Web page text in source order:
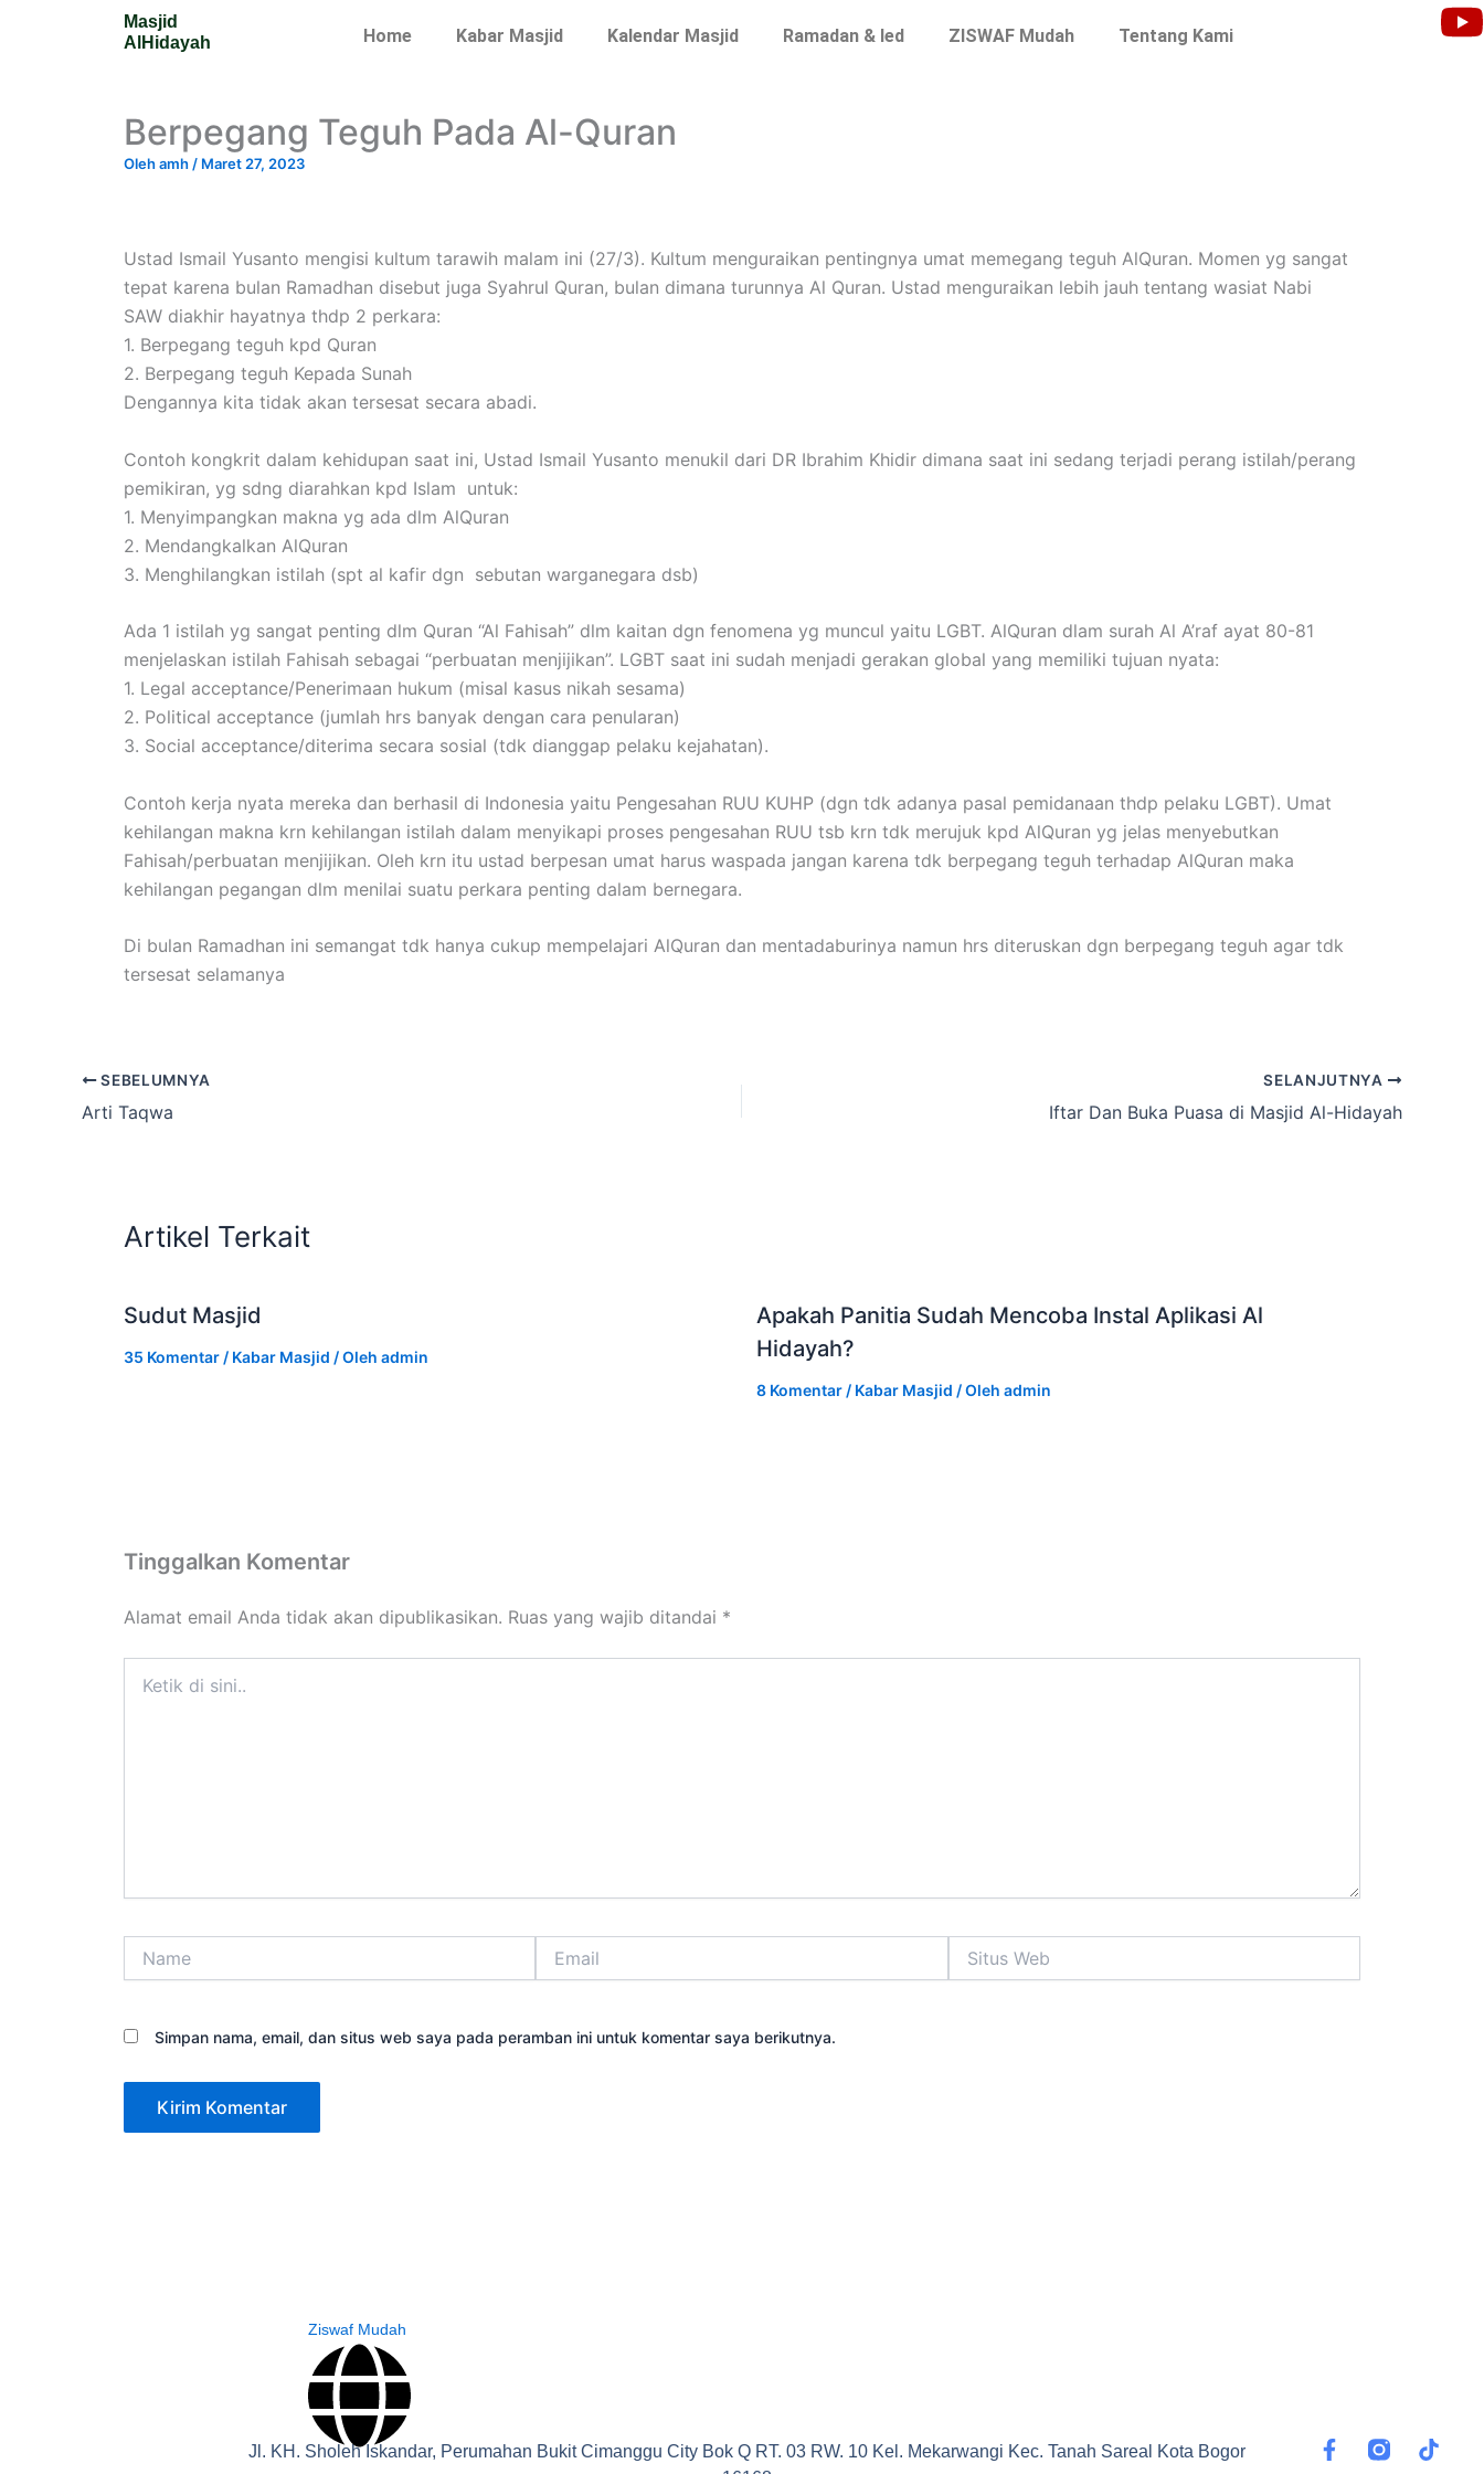
Masjid
AlHidayah
Home Kabar Masjid Kalendar Masjid Ramadan & Ied ZISWAF Mudah Tentang Kami
Berpegang Teguh Pada Al-Quran
Olehamh / Maret 27, 2023
Ustad Ismail Yusanto mengisi kultum tarawih malam ini (27/3). Kultum menguraikan pentingnya umat memegang teguh AlQuran. Momen yg sangat
tepat karena bulan Ramadhan disebut juga Syahrul Quran, bulan dimana turunnya Al Quran. Ustad menguraikan lebih jauh tentang wasiat Nabi
SAW diakhir hayatnya thdp 2 perkara:
1. Berpegang teguh kpd Quran
2. Berpegang teguh Kepada Sunah
Dengannya kita tidak akan tersesat secara abadi.
Contoh kongkrit dalam kehidupan saat ini, Ustad Ismail Yusanto menukil dari DR Ibrahim Khidir dimana saat ini sedang terjadi perang istilah/perang
pemikiran, yg sdng diarahkan kpd Islam untuk:
1. Menyimpangkan makna yg ada dlm AlQuran
2. Mendangkalkan AlQuran
3. Menghilangkan istilah (spt al kafir dgn sebutan warganegara dsb)
Ada 1 istilah yg sangat penting dlm Quran “Al Fahisah” dlm kaitan dgn fenomena yg muncul yaitu LGBT. AlQuran dlam surah Al A’raf ayat 80-81
menjelaskan istilah Fahisah sebagai “perbuatan menjijikan”. LGBT saat ini sudah menjadi gerakan global yang memiliki tujuan nyata:
1. Legal acceptance/Penerimaan hukum (misal kasus nikah sesama)
2. Political acceptance (jumlah hrs banyak dengan cara penularan)
3. Social acceptance/diterima secara sosial (tdk dianggap pelaku kejahatan).
Contoh kerja nyata mereka dan berhasil di Indonesia yaitu Pengesahan RUU KUHP (dgn tdk adanya pasal pemidanaan thdp pelaku LGBT). Umat
kehilangan makna krn kehilangan istilah dalam menyikapi proses pengesahan RUU tsb krn tdk merujuk kpd AlQuran yg jelas menyebutkan
Fahisah/perbuatan menjijikan. Oleh krn itu ustad berpesan umat harus waspada jangan karena tdk berpegang teguh terhadap AlQuran maka
kehilangan pegangan dlm menilai suatu perkara penting dalam bernegara.
Di bulan Ramadhan ini semangat tdk hanya cukup mempelajari AlQuran dan mentadaburinya namun hrs diteruskan dgn berpegang teguh agar tdk
tersesat selamanya
SEBELUMNYA
Arti Taqwa
SELANJUTNYA
Iftar Dan Buka Puasa di Masjid Al-Hidayah
Artikel Terkait
Sudut Masjid
35 Komentar / Kabar Masjid / Oleh admin
Apakah Panitia Sudah Mencoba Instal Aplikasi Al
Hidayah?
8 Komentar / Kabar Masjid / Oleh admin
Tinggalkan Komentar
Alamat email Anda tidak akan dipublikasikan. Ruas yang wajib ditandai *
Web
Simpan nama, email, dan situs web saya pada peramban ini untuk komentar saya berikutnya.
Jl. KH. Sholeh Iskandar, Perumahan Bukit Cimanggu City Bok Q RT. 03 RW. 10 Kel. Mekarwangi Kec. Tanah Sareal Kota Bogor
F
T
Ziswaf Mudah